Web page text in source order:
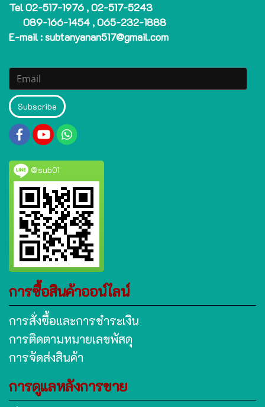
Tel 02-517-1976 , 02-517-5243
089-166-1454 , 065-232-1888
E-mail : subtanyanan517@gmail.com
Subscribe
@sub01
การซื้อสินค้าออน์ไลน์
การสั่งซื้อและการชำระเงิน
การติดตามหมายเลขพัสดุ
การจัดส่งสินค้า
การดูแลหลังการขาย